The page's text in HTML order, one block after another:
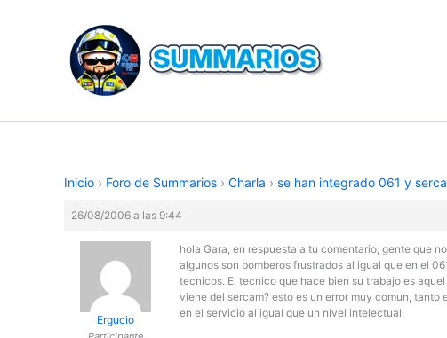
contenido
Inicio › Foro de Summarios › Charla › se han integrado 061 y
26/08/2006 a las 9:44
Ergucio
hola Gara, en respuesta a tu comentario, gente que
algunos son bomberos frustrados al igual que en el
tecnicos. El tecnico que hace bien su trabajo es
viene del sercam? esto es un error muy comun,
en el servicio al igual que un nivel intelectual.